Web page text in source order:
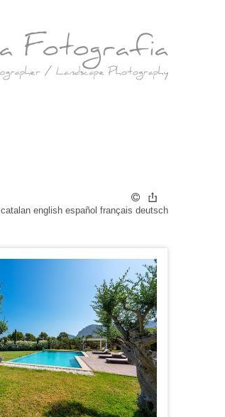
catalan english español français deutsch